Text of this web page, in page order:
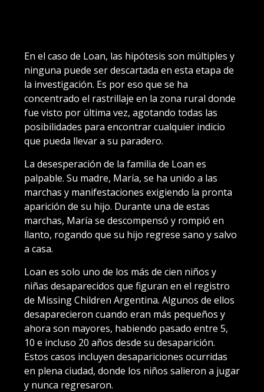
En el caso de Loan, las hipótesis son múltiples y
ninguna puede ser descartada en esta etapa de
la investigación. Es por eso que se ha
concentrado el rastrillaje en la zona rural donde
fue visto por última vez, agotando todas las
posibilidades para encontrar cualquier indicio
que pueda llevar a su paradero.
La desesperación de la familia de Loan es
palpable. Su madre, María, se ha unido a las
marchas y manifestaciones exigiendo la pronta
aparición de su hijo. Durante una de estas
marchas, María se descompensó y rompió en
llanto, rogando que su hijo regrese sano y salvo
a casa.
Loan es solo uno de los más de cien niños y
niñas desaparecidos que figuran en el registro
de Missing Children Argentina. Algunos de ellos
desaparecieron cuando eran más pequeños y
ahora son mayores, habiendo pasado entre 5,
10 e incluso 20 años desde su desaparición.
Estos casos incluyen desapariciones ocurridas
en plena ciudad, donde los niños salieron a jugar
y nunca regresaron.